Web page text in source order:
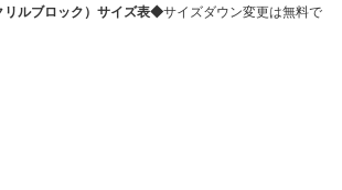
ルブロック）サイズ表◆サイズダウン変更は無料で